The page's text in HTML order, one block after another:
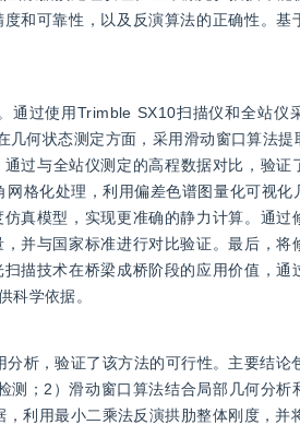
和可靠性，以及反演算法的正确性。基
过使用Trimble SX10扫描仪和全站仪
何状态测定方面，采用滑动窗口算法提
过与全站仪测定的高程数据对比，验证
格化处理，利用偏差色谱图量化可视化
真模型，实现更准确的静力计算。通过
并与国家标准进行对比验证。最后，将
描技术在桥梁成桥阶段的应用价值，通
科学依据。
析，验证了该方法的可行性。主要结论
；2）滑动窗口算法结合局部几何分析
利用最小二乘法反演拱肋整体刚度，并